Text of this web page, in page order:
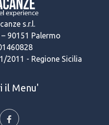
s.r.l.
90151 Palermo
2011 - Regione Sicilia
il Menu'